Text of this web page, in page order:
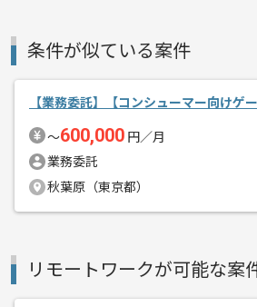
その他募集要項
募集人数
エージェントからのコ
若手のスタッ
条件が似ている案件
【業務委託】【コンシューマー向けゲ
〜600,000 円／月
業務委託
秋葉原（東京都）
リモートワークが可能な案